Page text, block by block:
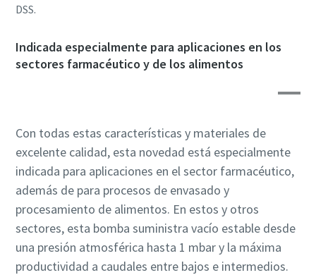
DSS.
Indicada especialmente para aplicaciones en los
sectores farmacéutico y de los alimentos
Con todas estas características y materiales de
excelente calidad, esta novedad está especialmente
indicada para aplicaciones en el sector farmacéutico,
además de para procesos de envasado y
procesamiento de alimentos. En estos y otros
sectores, esta bomba suministra vacío estable desde
una presión atmosférica hasta 1 mbar y la máxima
productividad a caudales entre bajos e intermedios.
información al respecto.
Acepto recibir notificaciones
sobre nuevos productos,
especiales de Atlas Copco
Vacuum.
Enviar
información al respecto.
Acepto recibir notificaciones
sobre nuevos productos,
especiales de Atlas Copco
Vacuum.
Enviar
información al respecto.
Acepto recibir notificaciones
sobre nuevos productos,
especiales de Atlas Copco
Vacuum.
Enviar